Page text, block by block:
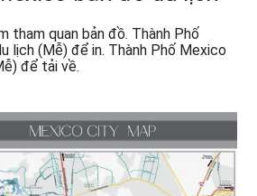
tham quan bản đồ. Thành Phố
lịch (Mễ) để in. Thành Phố Mexico
để tải về.